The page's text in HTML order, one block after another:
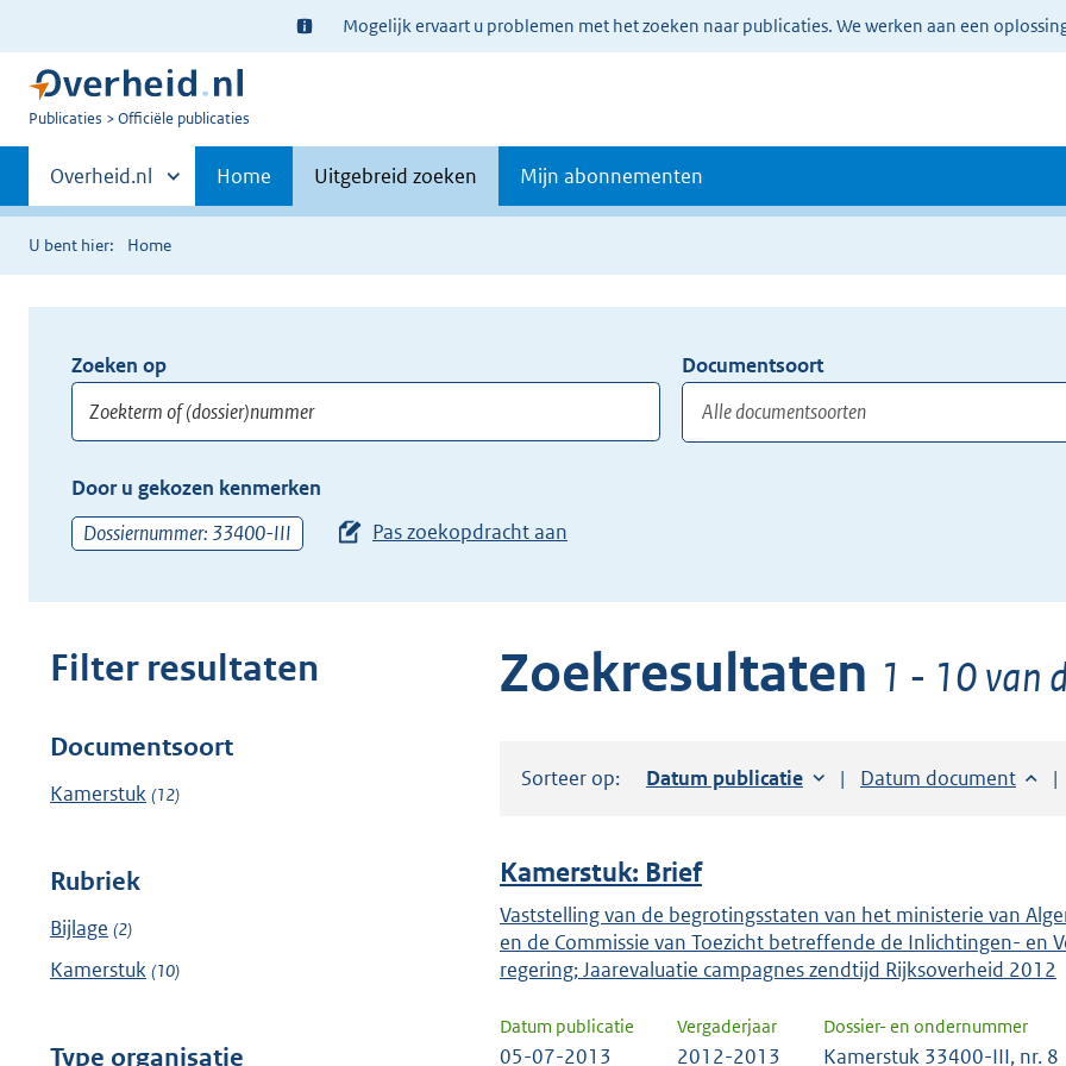
Ter
informatie:
Mogelijk ervaart u problemen met het zoeken naar publicaties. We werken aan een
U
Publicaties Officiële publicaties
Primaire
navigatie
Andere
sites
binnen
Overheid.nl Home Uitgebreid zoeken Mijn abonnementen
U bent hier: Home
Opnieuw
zoeken:
Zoeken op
of
(dossier)nummer
hier
uw
zoekterm
in
Documentsoort
Gebruik
om
krijgen
suggesties.
Druk
om
ENTER
uw
Door u gekozen kenmerken
Dossiernummer: 33400-III
Pas zoekopdracht aan
Filter resultaten
Filter
resultaten
Documentsoort
Kamerstuk (12)
Rubriek
Bijlage (2)
Kamerstuk (10)
Type organisatie
Zoekresultaten 1 - 10 van
Sorteer op: Sorteer op:
Datum publicatie Sorteer op:
Datum document
Kamerstuk: Brief
Vaststelling van de begrotingsstaten van het ministerie van
en de Commissie van Toezicht betreffende de Inlichtingen- en
regering; Jaarevaluatie campagnes zendtijd Rijksoverheid 2012
Datum publicatie
05-07-2013
Vergaderjaar
2012-2013
Dossier- en ondernummer
Kamerstuk 33400-III, nr. 8